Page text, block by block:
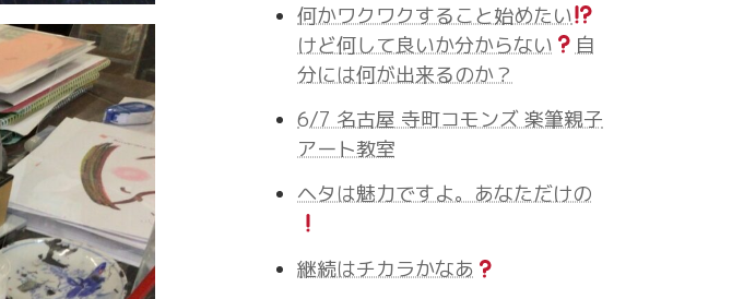
何かワクワクすること始めたい
けど何して良いか分からない
自
分には何が出来るのか？
6/7 名古屋 寺町コモンズ 楽筆親子
アート教室
ヘタは魅力ですよ。あなただけの
継続はチカラかなあ